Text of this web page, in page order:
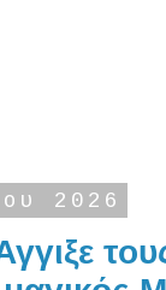
2026